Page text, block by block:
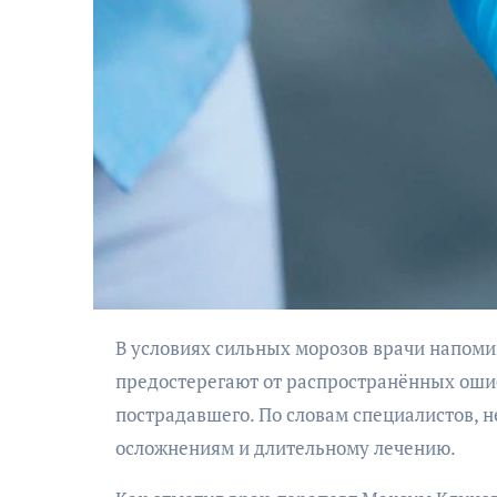
В условиях сильных морозов врачи напоминают о правилах первой помощи при обморожениях и
предостерегают от распространённых
пострадавшего. По словам специалистов,
осложнениям и длительному лечению.
Музыкально-
поэтический
моноспектакль
«Исповедь в четыре
четверти пути»